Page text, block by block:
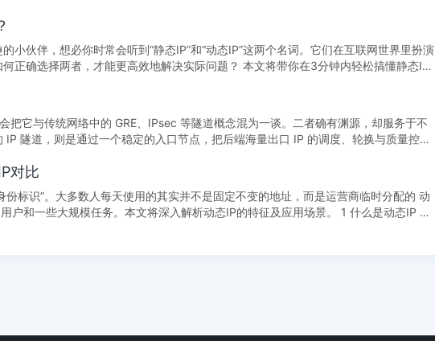
小伙伴，想必你时常会听到“静态IP”和“动态IP”这两个名词。它们在互联网世界里扮演
高效地解决实际问题？ 本文将带你在3分钟内轻松搞懂静态IP
把它与传统网络中的 GRE、IPsec 等隧道概念混为一谈。二者确有渊源，却服务于不
隧道，则是通过一个稳定的入口节点，把后端海量出口 IP 的调度、轮换与质量控
对比
标识”。大多数人每天使用的其实并不是固定不变的地址，而是运营商临时分配的 动
大规模任务。本文将深入解析动态IP的特征及应用场景。 1 什么是动态IP 动